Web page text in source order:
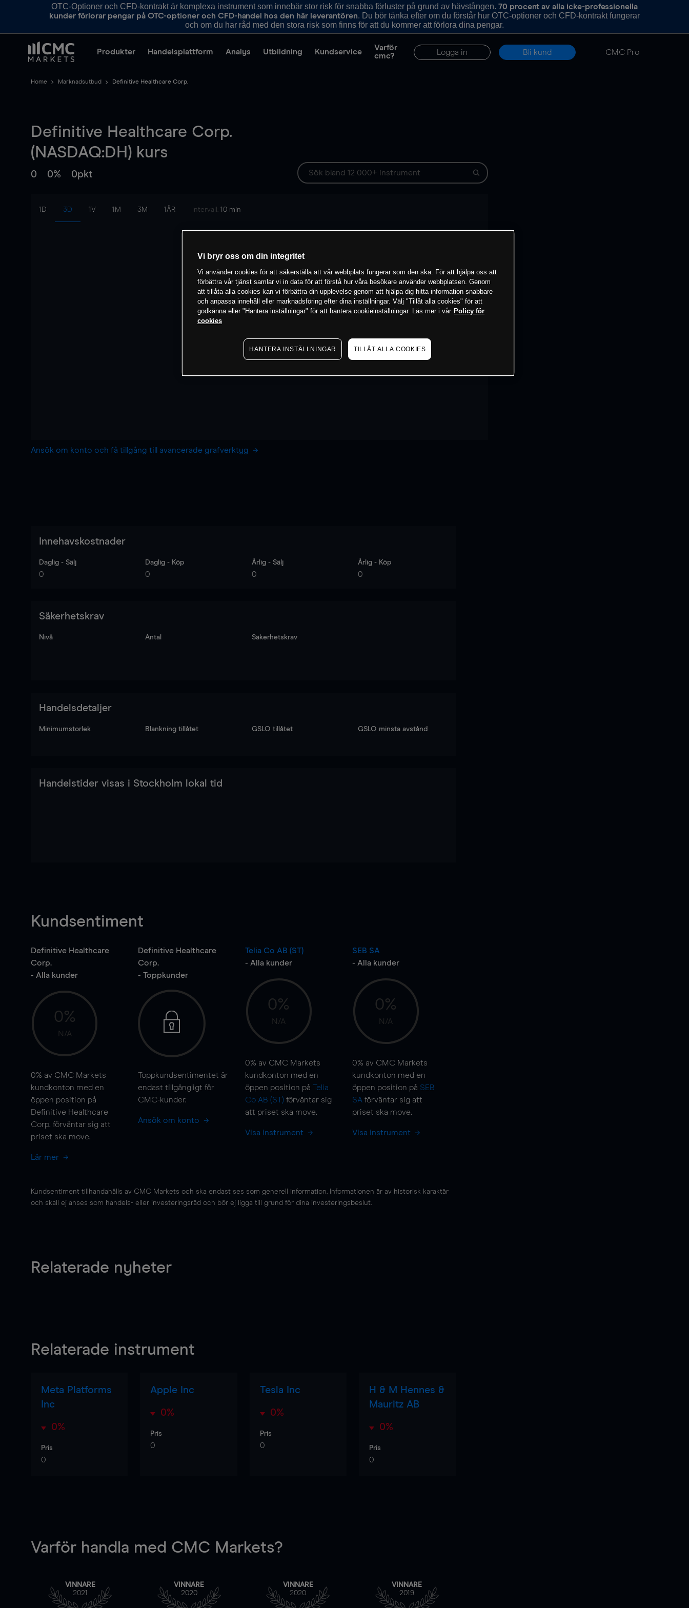
OTC-Optioner och CFD-kontrakt är komplexa instrument som innebär stor risk för snabba förluster på grund av hävstången. 70 procent av alla icke-professionella
kunder förlorar pengar på OTC-optioner och CFD-handel hos den här leverantören. Du bör tänka efter om du förstår hur OTC-optioner och CFD-kontrakt fungerar
och om du har råd med den stora risk som finns för att du kommer att förlora dina pengar.
Produkter Handelsplattform Analys Utbildning Kundservice
Varför
cmc?
Logga in Bli kund CMC Pro
Home Marknadsutbud Definitive Healthcare Corp.
Definitive Healthcare Corp.
(NASDAQ:DH) kurs
0 0% 0pkt
1D 3D 1V 1M 3M 1ÅR Intervall: 10 min
Ansök om konto och få tillgång till avancerade grafverktyg
Innehavskostnader
Daglig - Sälj
0
Daglig - Köp
0
Årlig - Sälj
0
Årlig - Köp
0
Säkerhetskrav
Nivå Antal Säkerhetskrav
Handelsdetaljer
Minimumstorlek Blankning tillåtet GSLO tillåtet GSLO minsta avstånd
Handelstider visas i Stockholm lokal tid
Kundsentiment
Definitive Healthcare
Corp.
- Alla kunder
0%
N/A
0% av CMC Markets
kundkonton med en
öppen position på
Definitive Healthcare
Corp. förväntar sig att
priset ska move.
Lär mer
Definitive Healthcare
Corp.
- Toppkunder
Toppkundsentimentet är
endast tillgängligt för
CMC-kunder.
Ansök om konto
Telia Co AB (ST)
- Alla kunder
0%
N/A
0% av CMC Markets
kundkonton med en
öppen position på Telia
Co AB (ST) förväntar sig
att priset ska move.
Visa instrument
SEB SA
- Alla kunder
0%
N/A
0% av CMC Markets
kundkonton med en
öppen position på SEB
SA förväntar sig att
priset ska move.
Visa instrument
Kundsentiment tillhandahålls av CMC Markets och ska endast ses som generell information. Informationen är av historisk karaktär
och skall ej anses som handels- eller investeringsråd och bör ej ligga till grund för dina investeringsbeslut.
Relaterade nyheter
Relaterade instrument
Meta Platforms
Inc
0%
Pris
0
Apple Inc
0%
Pris
0
Tesla Inc
0%
Pris
0
H & M Hennes &
Mauritz AB
0%
Pris
0
Varför handla med CMC Markets?
VINNARE
2021
VINNARE
2020
VINNARE
2020
VINNARE
2019
Vi bryr oss om din integritet
Vi använder cookies för att säkerställa att vår webbplats fungerar som den ska. För att hjälpa oss att
förbättra vår tjänst samlar vi in data för att förstå hur våra besökare använder webbplatsen. Genom
att tillåta alla cookies kan vi förbättra din upplevelse genom att hjälpa dig hitta information snabbare
och anpassa innehåll eller marknadsföring efter dina inställningar. Välj "Tillåt alla cookies" för att
godkänna eller "Hantera inställningar" för att hantera cookieinställningar. Läs mer i vår Policy för
cookies
HANTERA INSTÄLLNINGAR TILLÅT ALLA COOKIES